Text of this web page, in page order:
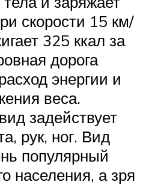
скорости 15 км/
325 ккал за
дорога
энергии и
веса.
задействует
рук, ног. Вид
популярный
населения, а зря